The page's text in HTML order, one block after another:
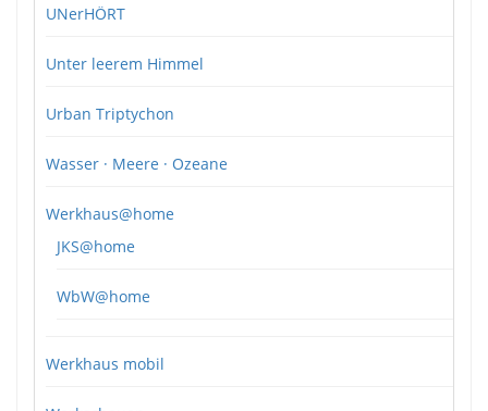
UNerHÖRT
Unter leerem Himmel
Urban Triptychon
Wasser · Meere · Ozeane
Werkhaus@home
JKS@home
WbW@home
Werkhaus mobil